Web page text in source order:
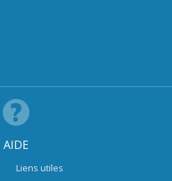
AIDE
Liens utiles